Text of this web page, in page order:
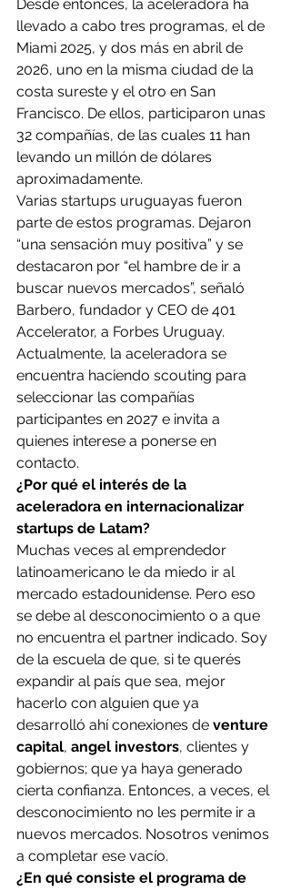
Desde entonces, la aceleradora ha
llevado a cabo tres programas, el de
Miami 2025, y dos más en abril de
2026, uno en la misma ciudad de la
costa sureste y el otro en San
Francisco. De ellos, participaron unas
32 compañías, de las cuales 11 han
levando un millón de dólares
aproximadamente.
Varias startups uruguayas fueron
parte de estos programas. Dejaron
“una sensación muy positiva” y se
destacaron por “el hambre de ir a
buscar nuevos mercados”, señaló
Barbero, fundador y CEO de 401
Accelerator, a Forbes Uruguay.
Actualmente, la aceleradora se
encuentra haciendo scouting para
seleccionar las compañías
participantes en 2027 e invita a
quienes interese a ponerse en
contacto.
¿Por qué el interés de la
aceleradora en internacionalizar
startups de Latam?
Muchas veces al emprendedor
latinoamericano le da miedo ir al
mercado estadounidense. Pero eso
se debe al desconocimiento o a que
no encuentra el partner indicado. Soy
de la escuela de que, si te querés
expandir al país que sea, mejor
hacerlo con alguien que ya
desarrolló ahí conexiones de venture
capital, angel investors, clientes y
gobiernos; que ya haya generado
cierta confianza. Entonces, a veces, el
desconocimiento no les permite ir a
nuevos mercados. Nosotros venimos
a completar ese vacío.
¿En qué consiste el programa de